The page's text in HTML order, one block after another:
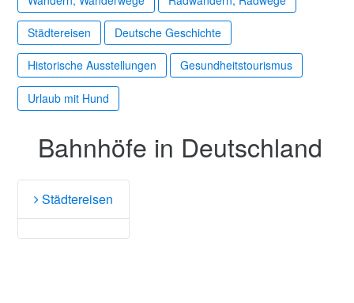
Städtereisen Deutsche Geschichte
Historische Ausstellungen Gesundheitstourismus
Urlaub mit Hund
Bahnhöfe in Deutschland
Städtereisen